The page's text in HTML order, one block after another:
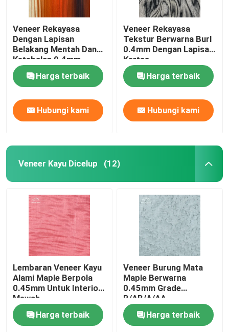
Veneer Rekayasa
Dengan Lapisan
Belakang Mentah Dan
Ketebalan 0.4mm
Dalam Warna Neon
SunsetHarga terbaik
Hubungi kami
Veneer Rekayasa
Tekstur Berwarna Burl
0.4mm Dengan Lapisan
Kertas
Harga terbaik
Hubungi kami
Veneer Kayu Dicelup (12)
Lembaran Veneer Kayu
Alami Maple Berpola
0.45mm Untuk Interior
Mewah
Harga terbaik
Veneer Burung Mata
Maple Berwarna
0.45mm Grade
B/AB/A/AA
Harga terbaik